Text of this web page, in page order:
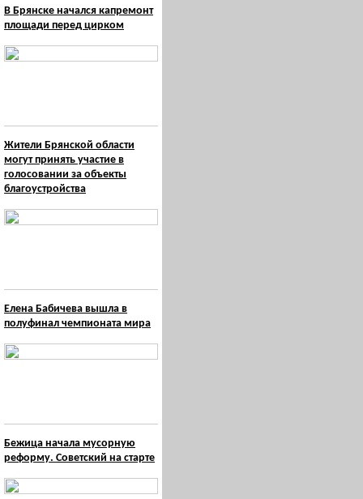
В Брянске начался капремонт
площади перед цирком
Жители Брянской области
могут принять участие в
голосовании за объекты
благоустройства
Елена Бабичева вышла в
полуфинал чемпионата мира
Бежица начала мусорную
реформу. Советский на старте